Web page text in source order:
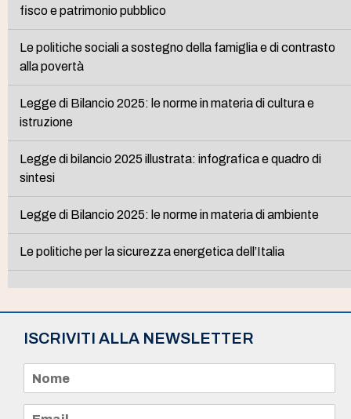
fisco e patrimonio pubblico
Le politiche sociali a sostegno della famiglia e di contrasto
alla povertà
Legge di Bilancio 2025: le norme in materia di cultura e
istruzione
Legge di bilancio 2025 illustrata: infografica e quadro di
sintesi
Legge di Bilancio 2025: le norme in materia di ambiente
Le politiche per la sicurezza energetica dell’Italia
ISCRIVITI ALLA NEWSLETTER
m
e